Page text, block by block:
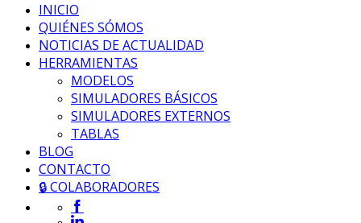
INICIO
QUIÉNES SÓMOS
NOTICIAS DE ACTUALIDAD
HERRAMIENTAS
MODELOS
SIMULADORES BÁSICOS
SIMULADORES EXTERNOS
TABLAS
BLOG
CONTACTO
🔒 COLABORADORES